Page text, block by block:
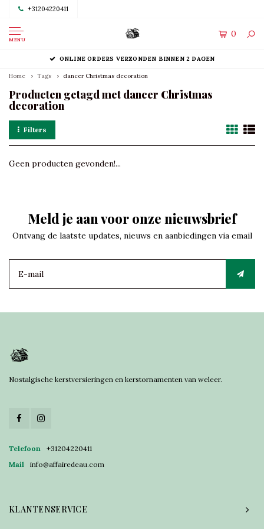
+31204220411
MENU
0
ONLINE ORDERS VERZONDEN BINNEN 2 DAGEN
Home Tags dancer Christmas decoration
Producten getagd met dancer Christmas
decoration
Filters
Geen producten gevonden!...
Meld je aan voor onze nieuwsbrief
Ontvang de laatste updates, nieuws en aanbiedingen via email
Nostalgische kerstversieringen en kerstornamenten van weleer.
Telefoon
+31204220411
Mail
info@affairedeau.com
KLANTENSERVICE